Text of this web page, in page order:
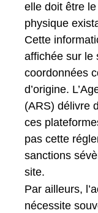
elle doit être
physique
Cette
affichée sur le
coordonnées
d’origine.
(ARS) délivre
ces
pas cette
sanctions
site.
Par ailleurs,
nécessite